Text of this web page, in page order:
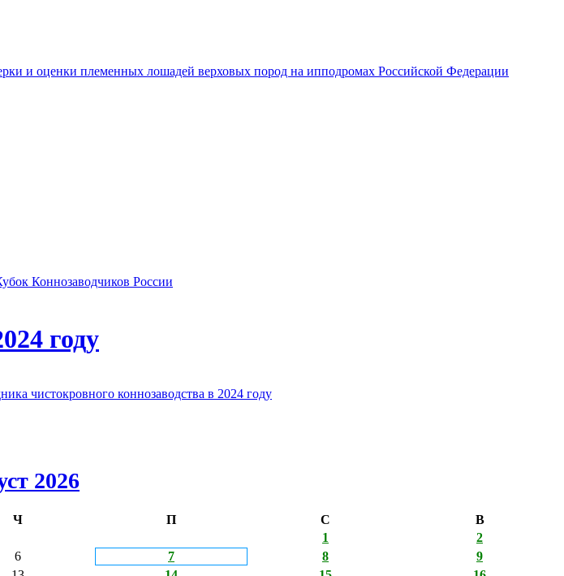
и оценки племенных лошадей верховых пород на ипподромах Российской Федерации
Коннозаводчиков России
году
чистокровного коннозаводства в 2024 году
2026
Ч П С
В
1
2
6 7 8
9